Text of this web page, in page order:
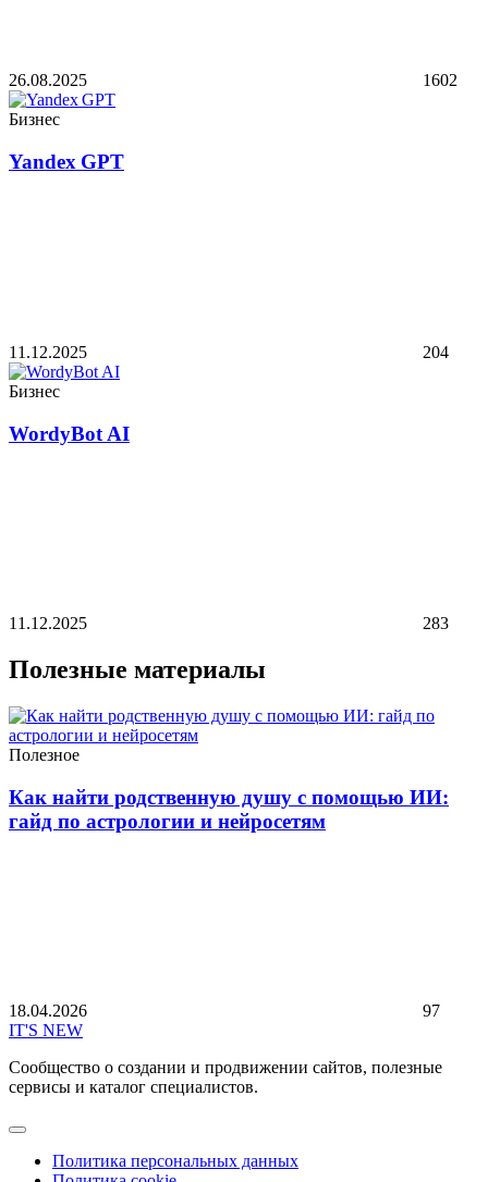
26.08.2025 1602
Бизнес
Yandex GPT
11.12.2025 204
Бизнес
WordyBot AI
11.12.2025 283
Полезные материалы
Полезное
Как найти родственную душу с помощью ИИ:
гайд по астрологии и нейросетям
18.04.2026
97
IT'S NEW
Сообщество о создании и продвижении сайтов, полезные
сервисы и каталог специалистов.
Политика персональных данных